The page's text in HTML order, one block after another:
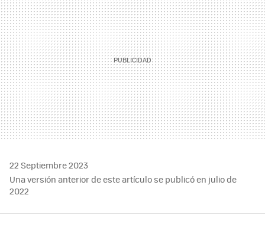
22 Septiembre 2023
Una versión anterior de este artículo se publicó en julio de
2022